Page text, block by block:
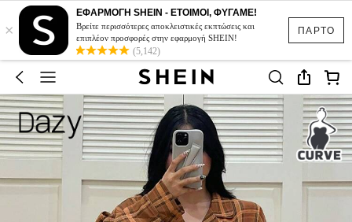
ΠΑΡΤΟ
×
ΕΦΑΡΜΟΓΗ SHEIN - ΕΤΟΙΜΟΙ, ΦΥΓΑΜΕ!
Βρείτε περισσότερες αποκλειστικές εκπτώσεις και
επιπλέον προσφορές στην εφαρμογή SHEIN!
(5,142)